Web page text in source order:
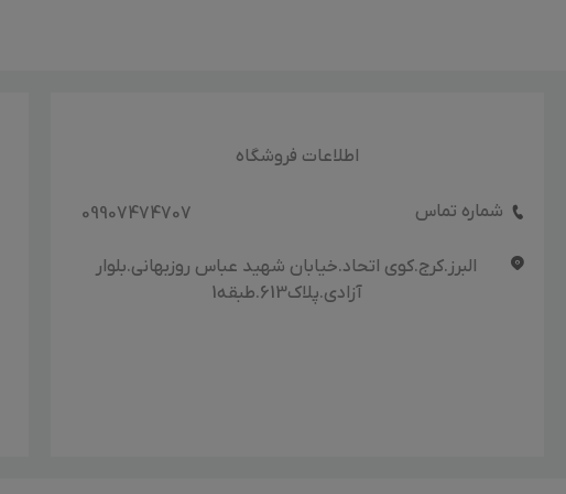
اطلاعات فروشگاه
شماره تماس 09907474707
البرز.کرج.کوی اتحاد.خیابان شهید عباس روزبهانی.بلوار
آزادی.پلاک613.طبقه1